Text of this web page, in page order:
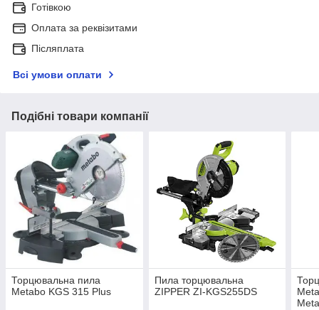
Готівкою
Оплата за реквізитами
Післяплата
Всі умови оплати
Подібні товари компанії
Торцювальна пила
Metabo KGS 315 Plus
Пила торцювальна
ZIPPER ZI-KGS255DS